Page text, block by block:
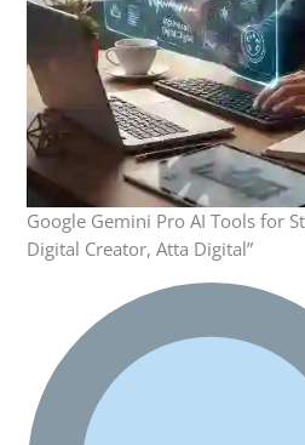
Google Gemini Pro AI Tools for
Digital Creator, Atta Digital”